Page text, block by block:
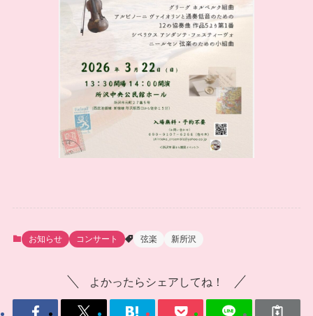
お知らせ コンサート 弦楽 新所沢
よかったらシェアしてね！